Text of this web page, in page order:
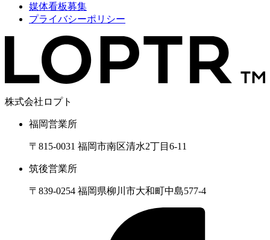
媒体看板募集
プライバシーポリシー
株式会社ロプト
福岡営業所
〒815-0031 福岡市南区清水2丁目6-11
筑後営業所
〒839-0254 福岡県柳川市大和町中島577-4